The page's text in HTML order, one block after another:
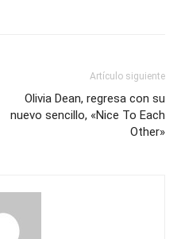
Artículo siguiente
Olivia Dean, regresa con su
nuevo sencillo, «Nice To Each
Other»